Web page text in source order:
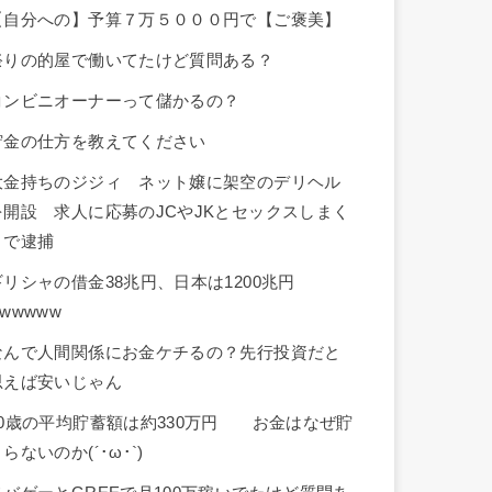
自分への】予算７万５０００円で【ご褒美】
りの的屋で働いてたけど質問ある？
ンビニオーナーって儲かるの？
金の仕方を教えてください
金持ちのジジィ ネット嬢に架空のデリヘル
開設 求人に応募のJCやJKとセックスしまく
で逮捕
リシャの借金38兆円、日本は1200兆円
んで人間関係にお金ケチるの？先行投資だと
えば安いじゃん
歳の平均貯蓄額は約330万円 お金はなぜ貯
らないのか(´･ω･`)